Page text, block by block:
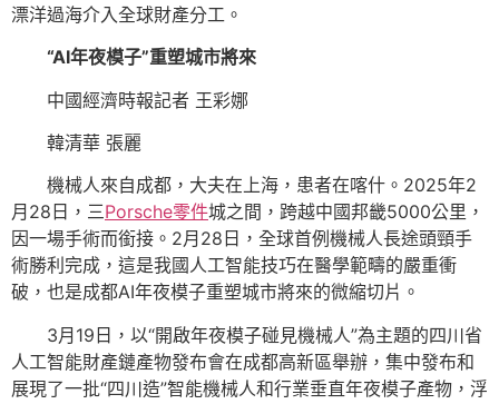
漂洋過海介入全球財產分工。
“AI年夜模子”重塑城市將來
中國經濟時報記者 王彩娜
韓清華 張麗
機械人來自成都，大夫在上海，患者在喀什。2025年2
月28日，三Porsche零件城之間，跨越中國邦畿5000公里，
因一場手術而銜接。2月28日，全球首例機械人長途頭頸手
術勝利完成，這是我國人工智能技巧在醫學範疇的嚴重衝
破，也是成都AI年夜模子重塑城市將來的微縮切片。
3月19日，以“開啟年夜模子碰見機械人”為主題的四川省
人工智能財產鏈產物發布會在成都高新區舉辦，集中發布和
展現了一批“四川造”智能機械人和行業垂直年夜模子產物，浮